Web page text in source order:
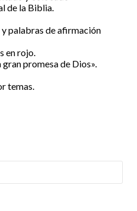
de la Biblia.
palabras de afirmación
en rojo.
gran promesa de Dios».
temas.